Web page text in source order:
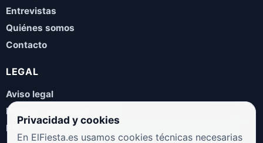
Entrevistas
Quiénes somos
Contacto
LEGAL
Aviso legal
Política de privacidad
Política de cookies
Privacidad y cookies
En ElFiesta.es usamos cookies técnicas necesarias